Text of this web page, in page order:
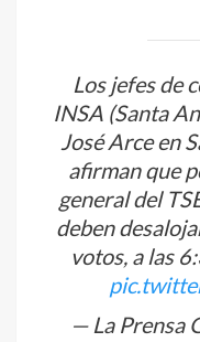
Los jefes de
INSA (Santa
José Arce en
afirman que
general del
deben
votos, a las
— La Prensa